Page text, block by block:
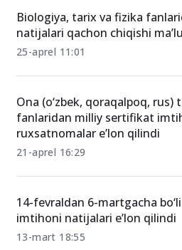
Biologiya, tarix va fizika
natijalari qachon chiqishi
25-aprel 11:01
Ona (o‘zbek, qoraqalpoq, rus)
fanlaridan milliy sertifikat
ruxsatnomalar e’lon qilindi
21-aprel 16:29
14-fevraldan 6-martgacha
imtihoni natijalari e’lon qilindi
13-mart 18:55